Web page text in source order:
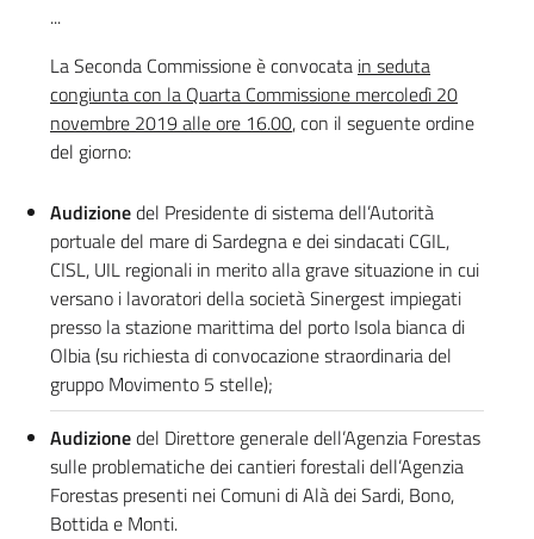
...
La Seconda Commissione è convocata in seduta
congiunta con la Quarta Commissione mercoledì 20
novembre 2019 alle ore 16.00, con il seguente ordine
del giorno:
Audizionedel Presidente di sistema dell’Autorità
portuale del mare di Sardegna e dei sindacati CGIL,
CISL, UIL regionali in merito alla grave situazione in cui
versano i lavoratori della società Sinergest impiegati
presso la stazione marittima del porto Isola bianca di
Olbia (su richiesta di convocazione straordinaria del
gruppo Movimento 5 stelle);
Audizionedel Direttore generale dell’Agenzia Forestas
sulle problematiche dei cantieri forestali dell’Agenzia
Forestas presenti nei Comuni di Alà dei Sardi, Bono,
Bottida e Monti.